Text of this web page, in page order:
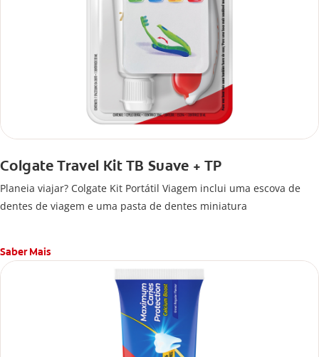
Colgate Travel Kit TB Suave + TP
Planeia viajar? Colgate Kit Portátil Viagem inclui uma escova de
dentes de viagem e uma pasta de dentes miniatura
Saber Mais